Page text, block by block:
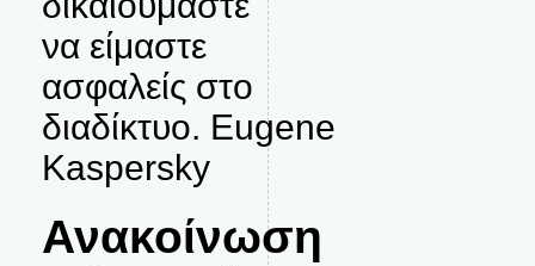
να είμαστε
ασφαλείς στο
διαδίκτυο. Eugene
Kaspersky
Ανακοίνωση